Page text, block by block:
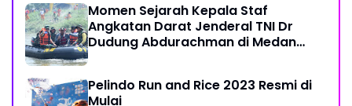
Momen Sejarah Kepala Staf
Angkatan Darat Jenderal TNI Dr
Dudung Abdurachman di Medan
Pelindo Run and Rice 2023 Resmi di
Mulai